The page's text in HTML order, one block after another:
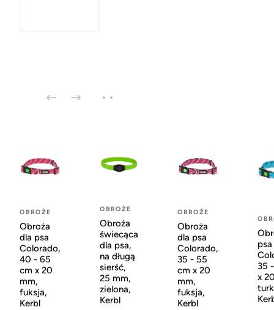
OBROŻE
Obroża
dla psa
Colorado,
40 - 65
cm x 20
mm,
fuksja,
Kerbl
OBROŻE
Obroża
świecąca
dla psa,
na długą
sierść,
25 mm,
zielona,
Kerbl
OBROŻE
Obroża
dla psa
Colorado,
35 - 55
cm x 20
mm,
fuksja,
Kerbl
psa
35
x